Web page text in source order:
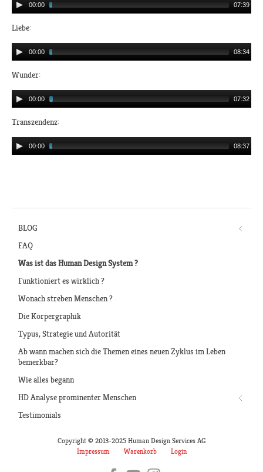
00:00 07:39
Liebe:
00:00 08:34
Wunder:
00:00 07:32
Transzendenz:
00:00 08:37
BLOG
FAQ
Was ist das Human Design System ?
Funktioniert es wirklich ?
Wonach streben Menschen ?
Die Körpergraphik
Typus, Strategie und Autorität
Ab wann machen sich die Themen eines neuen Zyklus im Leben
bemerkbar?
Wie alles begann
HD Analyse prominenter Menschen
Testimonials
Copyright © 2013-2025 Human Design Services AG
Impressum
Warenkorb Login